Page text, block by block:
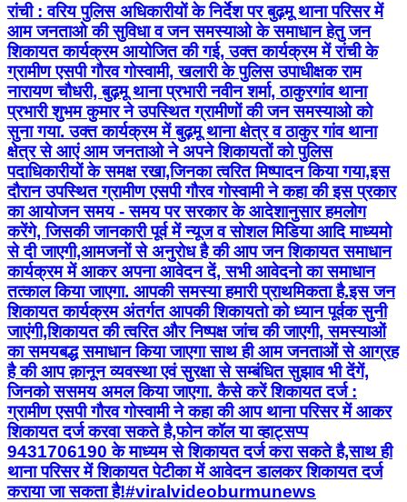
रांची : वरिय पुलिस अधिकारीयों के निर्देश पर बुढ़मू थाना परिसर में
आम जनताओ की सुविधा व जन समस्याओ के समाधान हेतु जन
शिकायत कार्यक्रम आयोजित की गई, उक्त कार्यक्रम में रांची के
ग्रामीण एसपी गौरव गोस्वामी, खलारी के पुलिस उपाधीक्षक राम
नारायण चौधरी, बुढ़मू थाना प्रभारी नवीन शर्मा, ठाकुरगांव थाना
प्रभारी शुभम कुमार ने उपस्थित ग्रामीणों की जन समस्याओ को
सुना गया. उक्त कार्यक्रम में बुढ़मू थाना क्षेत्र व ठाकुर गांव थाना
क्षेत्र से आएं आम जनताओ ने अपने शिकायतों को पुलिस
पदाधिकारीयों के समक्ष रखा,जिनका त्वरित मिष्पादन किया गया,इस
दौरान उपस्थित ग्रामीण एसपी गौरव गोस्वामी ने कहा की इस प्रकार
का आयोजन समय - समय पर सरकार के आदेशानुसार हमलोग
करेंगे, जिसकी जानकारी पूर्व में न्यूज व सोशल मिडिया आदि माध्यमो
से दी जाएगी,आमजनों से अनुरोध है की आप जन शिकायत समाधान
कार्यक्रम में आकर अपना आवेदन दें, सभी आवेदनो का समाधान
तत्काल किया जाएगा. आपकी समस्या हमारी प्राथमिकता है.इस जन
शिकायत कार्यक्रम अंतर्गत आपकी शिकायतो को ध्यान पूर्वक सुनी
जाएंगी,शिकायत की त्वरित और निष्पक्ष जांच की जाएगी, समस्याओं
का समयबद्ध समाधान किया जाएगा साथ ही आम जनताओं से आग्रह
है की आप क़ानून व्यवस्था एवं सुरक्षा से सम्बंधित सुझाव भी देंगें,
जिनको ससमय अमल किया जाएगा. कैसे करें शिकायत दर्ज :
ग्रामीण एसपी गौरव गोस्वामी ने कहा की आप थाना परिसर में आकर
शिकायत दर्ज करवा सकते है,फोन कॉल या व्हाट्सप्प
9431706190 के माध्यम से शिकायत दर्ज करा सकते है,साथ ही
थाना परिसर में शिकायत पेटीका में आवेदन डालकर शिकायत दर्ज
कराया जा सकता है!#viralvideoburmunews